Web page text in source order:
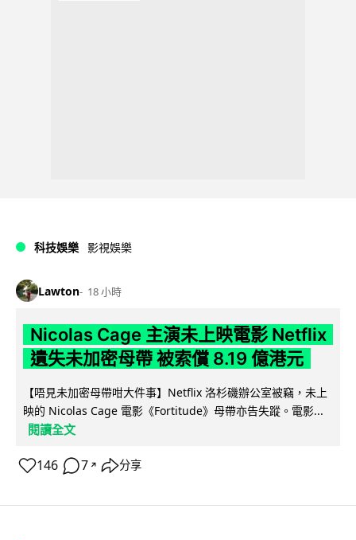
科技娛樂 影視娛樂
Lawton 18 小時
Nicolas Cage 主演未上映電影 Netflix
遺失未加密母帶 被索償 8.19 億港元
【唔見未加密母帶咁大件事】Netflix 洛杉磯辦公室被竊，未上
映的 Nicolas Cage 電影《Fortitude》母帶亦告失蹤。電影...
閱讀全文
146 7 ↗ 分享